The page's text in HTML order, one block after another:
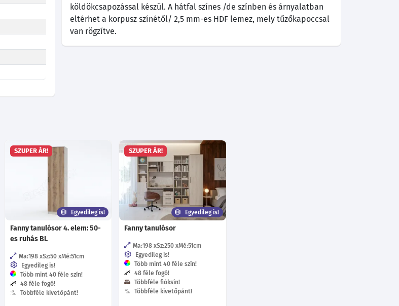
köldökcsapozással készül. A hátfal színes /de színben és árnyalatban
eltérhet a korpusz színétől/ 2,5 mm-es HDF lemez, mely tűzőkapoccsal
van rögzítve.
SZUPER ÁR!
Egyedileg is!
Fanny tanulósor 4. elem: 50-
es ruhás BL
Ma:198 Sz:50 Mé:51cm
Egyedileg is!
Több mint 40 féle szín!
48 féle fogó!
Többféle kivetőpánt!
SZUPER ÁR!
Egyedileg is!
Fanny tanulósor
Ma:198 Sz:250 Mé:51cm
Egyedileg is!
Több mint 40 féle szín!
48 féle fogó!
Többféle fióksín!
Többféle kivetőpánt!